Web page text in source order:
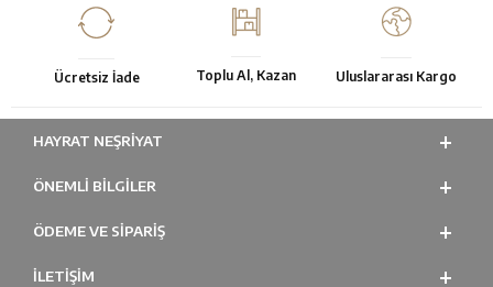
Ücretsiz İade Toplu Al, Kazan Uluslararası Kargo
HAYRAT NEŞRIYAT
ÖNEMLI BILGILER
ÖDEME VE SİPARİŞ
İLETİŞİM